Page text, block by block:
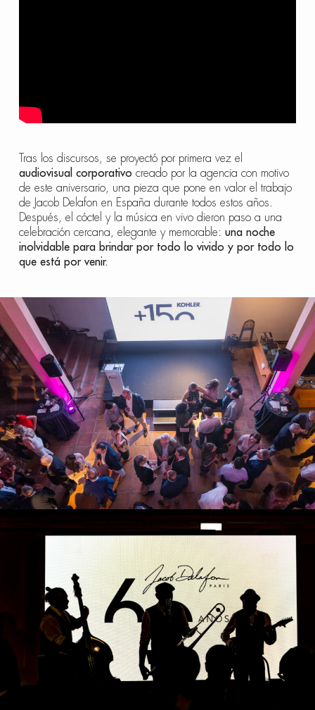
Tras los discursos, se proyectó por primera vez el
audiovisual corporativo creado por la agencia con motivo
de este aniversario, una pieza que pone en valor el trabajo
de Jacob Delafon en España durante todos estos años.
Después, el cóctel y la música en vivo dieron paso a una
celebración cercana, elegante y memorable: una noche
inolvidable para brindar por todo lo vivido y por todo lo
que está por venir.